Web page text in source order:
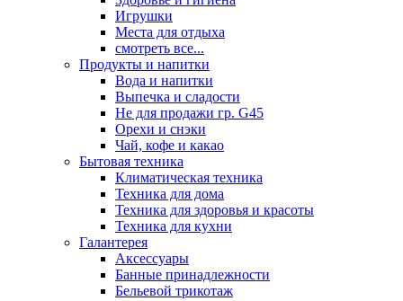
Игрушки
Места для отдыха
смотреть все...
Продукты и напитки
Вода и напитки
Выпечка и сладости
Не для продажи гр. G45
Орехи и снэки
Чай, кофе и какао
Бытовая техника
Климатическая техника
Техника для дома
Техника для здоровья и красоты
Техника для кухни
Галантерея
Аксессуары
Банные принадлежности
Бельевой трикотаж